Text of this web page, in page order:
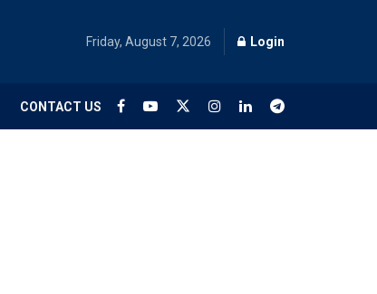
Friday, August 7, 2026 Login
CONTACT US